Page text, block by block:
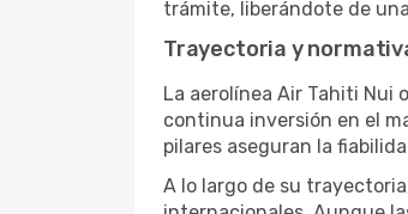
trámite, liberándote de
Trayectoria y
La aerolínea Air Tahiti Nui
continua inversión en el
pilares aseguran la
A lo largo de su